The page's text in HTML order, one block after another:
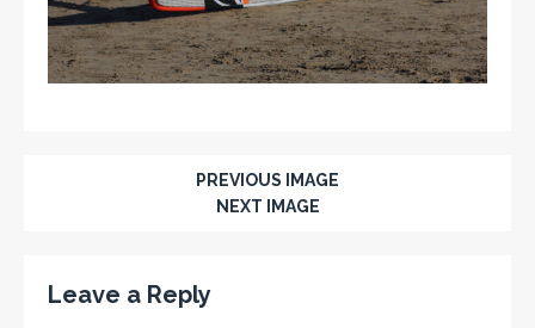
PREVIOUS IMAGE
NEXT IMAGE
Leave a Reply